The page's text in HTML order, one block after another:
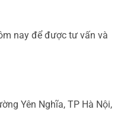
nay để được tư vấn và
Yên Nghĩa, TP Hà Nội,